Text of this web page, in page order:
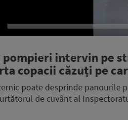
pompieri intervin pe
copacii căzuți pe
poate desprinde panourile
de cuvânt al